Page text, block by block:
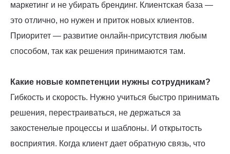
маркетинг и не убирать брендинг. Клиентская база —
это отлично, но нужен и приток новых клиентов.
Приоритет — развитие онлайн-присутствия любым
способом, так как решения принимаются там.
Какие новые компетенции нужны сотрудникам?
Гибкость и скорость. Нужно учиться быстро принимать
решения, перестраиваться, не держаться за
закостенелые процессы и шаблоны. И открытость
восприятия. Когда клиент дает обратную связь, что